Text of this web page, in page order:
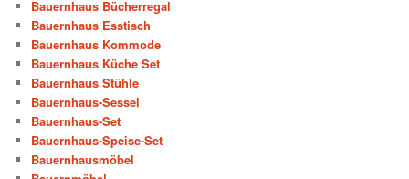
Bauernhaus Bücherregal
Bauernhaus Esstisch
Bauernhaus Kommode
Bauernhaus Küche Set
Bauernhaus Stühle
Bauernhaus-Sessel
Bauernhaus-Set
Bauernhaus-Speise-Set
Bauernhausmöbel